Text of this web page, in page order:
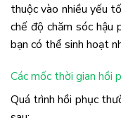
thuộc vào nhiều yếu
chế độ chăm sóc hậu
bạn có thể sinh hoạt
Các mốc thời gian hồi
Quá trình hồi phục